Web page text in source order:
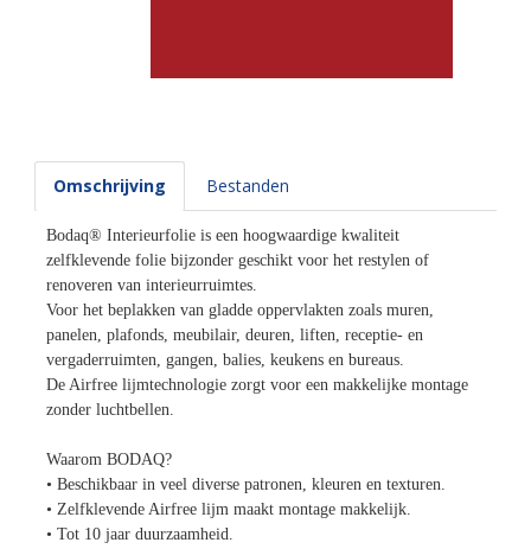
Omschrijving Bestanden
Bodaq® Interieurfolie is een hoogwaardige kwaliteit
zelfklevende folie bijzonder geschikt voor het restylen of
renoveren van interieurruimtes.
Voor het beplakken van gladde oppervlakten zoals muren,
panelen, plafonds, meubilair, deuren, liften, receptie- en
vergaderruimten, gangen, balies, keukens en bureaus.
De Airfree lijmtechnologie zorgt voor een makkelijke montage
zonder luchtbellen.
Waarom BODAQ?
• Beschikbaar in veel diverse patronen, kleuren en texturen.
• Zelfklevende Airfree lijm maakt montage makkelijk.
• Tot 10 jaar duurzaamheid.